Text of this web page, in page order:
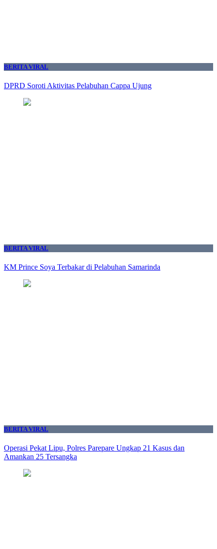
BERITA VIRAL
DPRD Soroti Aktivitas Pelabuhan Cappa Ujung
BERITA VIRAL
KM Prince Soya Terbakar di Pelabuhan Samarinda
BERITA VIRAL
Operasi Pekat Lipu, Polres Parepare Ungkap 21 Kasus dan
Amankan 25 Tersangka